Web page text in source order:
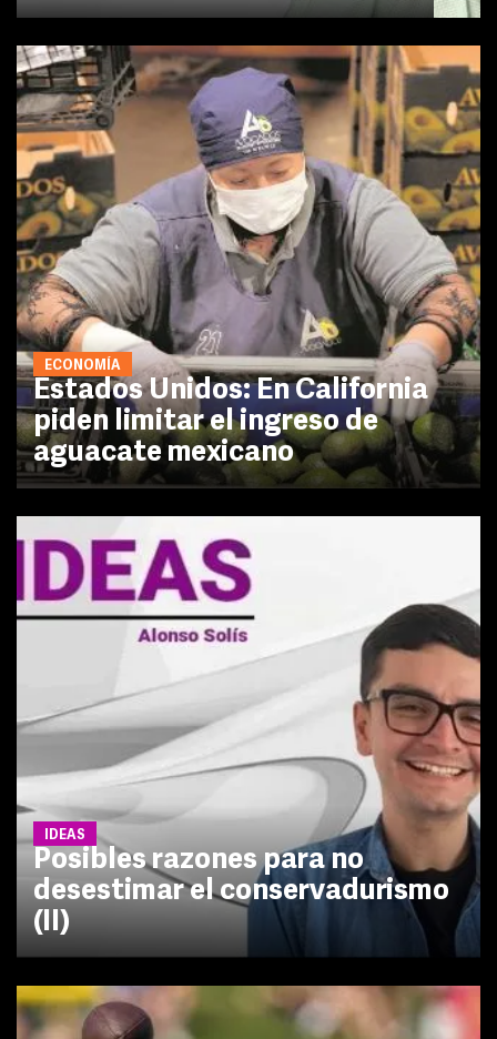
ECONOMÍA
Estados Unidos: En California
piden limitar el ingreso de
aguacate mexicano
IDEAS
Posibles razones para no
desestimar el conservadurismo
(II)